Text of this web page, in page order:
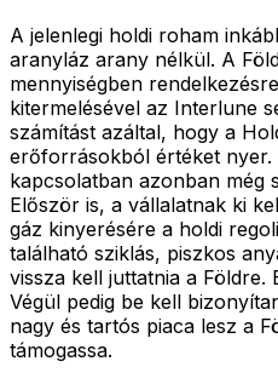
A jelenlegi holdi roham
aranyláz arany nélkül. A
mennyiségben
kitermelésével az Interlune
számítást azáltal, hogy a
erőforrásokból értéket nyer.
kapcsolatban azonban még
Először is, a vállalatnak ki
gáz kinyerésére a holdi
található sziklás, piszkos
vissza kell juttatnia a Földre.
Végül pedig be kell
nagy és tartós piaca lesz a
támogassa.